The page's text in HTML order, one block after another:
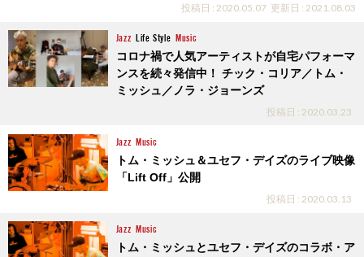
投稿日 : 2020.05.07 更新日 : 2021.08.03
Jazz Life Style Music
コロナ禍で人気アーティストが自宅パフォーマ
ンスを続々発信中！ チック・コリア／トム・
ミッシュ／ノラ・ジョーンズ
投稿日 : 2020.03.23
Jazz Music
トム・ミッシュ＆ユセフ・デイズのライブ映像
「Lift Off」公開
投稿日 : 2020.03.13
Jazz Music
トム・ミッシュとユセフ・デイズのコラボ・ア